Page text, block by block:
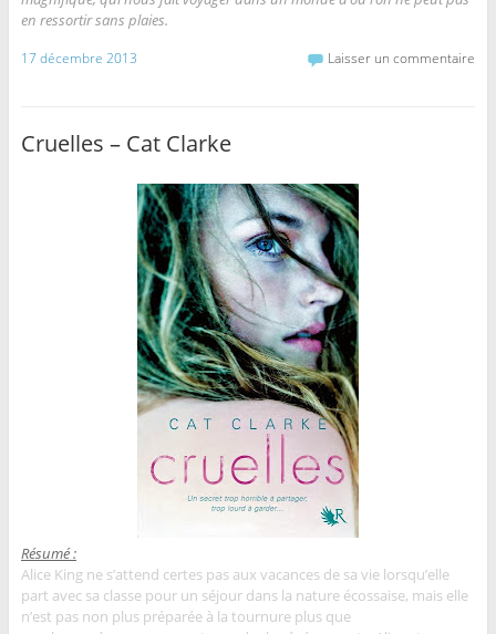
en ressortir sans plaies.
17 décembre 2013 Laisser un commentaire
Cruelles – Cat Clarke
Résumé :
Alice King ne s’attend certes pas aux vacances de sa vie lorsqu’elle
part avec sa classe pour un séjour dans la nature écossaise, mais elle
n’est pas non plus préparée à la tournure plus que